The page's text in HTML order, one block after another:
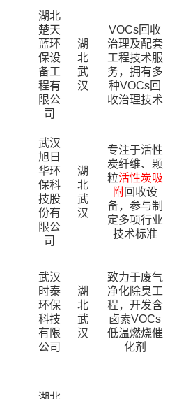
湖北
楚天
蓝环
保设
备工
程有
限公
司
湖
北
武
汉
VOCs回收
治理及配套
工程技术服
务，拥有多
种VOCs回
收治理技术
武汉
旭日
华环
保科
技股
份有
限公
司
湖
北
武
汉
专注于活性
炭纤维、颗
粒活性炭吸
附回收设
备，参与制
定多项行业
技术标准
武汉
时泰
环保
科技
有限
公司
湖
北
武
汉
致力于废气
净化除臭工
程，开发含
卤素VOCs
低温燃烧催
化剂